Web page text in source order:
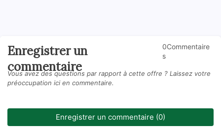
Enregistrer un
commentaire
0Commentaire
s
Vous avez des questions par rapport à cette offre ? Laissez votre
préoccupation ici en commentaire.
Enregistrer un commentaire (0)